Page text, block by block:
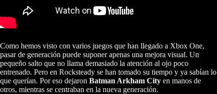
Como hemos visto con varios juegos que han llegado a Xbox One,
pasar de generación puede suponer apenas una mejora visual. Un
pequeño salto que no llama demasiado la atención al ojo poco
entrenado. Pero en Rocksteady se han tomado su tiempo y ya sabían lo
que querían. Por eso dejaron Batman Arkham City en manos de
otros, mientras se centraban en la nueva generación.